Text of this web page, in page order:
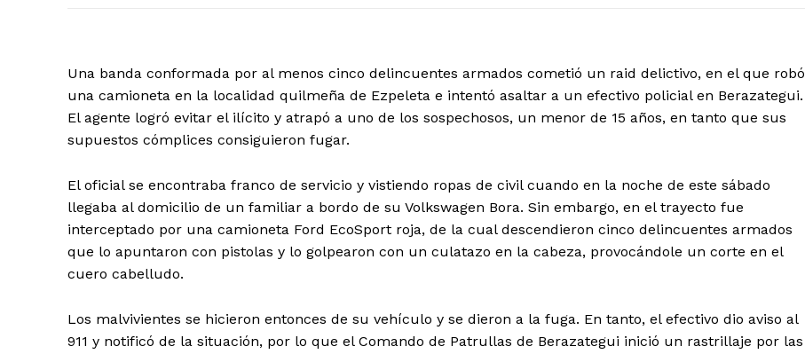
Una banda conformada por al menos cinco delincuentes armados cometió un raid delictivo, en el que robó
una camioneta en la localidad quilmeña de Ezpeleta e intentó asaltar a un efectivo policial en Berazategui.
El agente logró evitar el ilícito y atrapó a uno de los sospechosos, un menor de 15 años, en tanto que sus
supuestos cómplices consiguieron fugar.
El oficial se encontraba franco de servicio y vistiendo ropas de civil cuando en la noche de este sábado
llegaba al domicilio de un familiar a bordo de su Volkswagen Bora. Sin embargo, en el trayecto fue
interceptado por una camioneta Ford EcoSport roja, de la cual descendieron cinco delincuentes armados
que lo apuntaron con pistolas y lo golpearon con un culatazo en la cabeza, provocándole un corte en el
cuero cabelludo.
Los malvivientes se hicieron entonces de su vehículo y se dieron a la fuga. En tanto, el efectivo dio aviso al
911 y notificó de la situación, por lo que el Comando de Patrullas de Berazategui inició un rastrillaje por las